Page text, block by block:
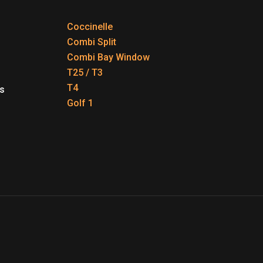
Coccinelle
Combi Split
Combi Bay Window
T25 / T3
T4
Golf 1